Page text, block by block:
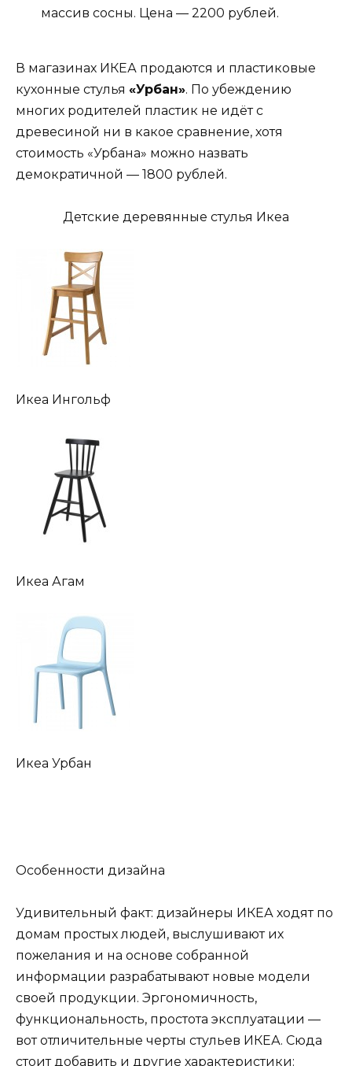
массив сосны. Цена — 2200 рублей.
В магазинах ИКЕА продаются и пластиковые
кухонные стулья «Урбан». По убеждению
многих родителей пластик не идёт с
древесиной ни в какое сравнение, хотя
стоимость «Урбана» можно назвать
демократичной — 1800 рублей.
Детские деревянные стулья Икеа
Икеа Ингольф
Икеа Агам
Икеа Урбан
Особенности дизайна
Удивительный факт: дизайнеры ИКЕА ходят по
домам простых людей, выслушивают их
пожелания и на основе собранной
информации разрабатывают новые модели
своей продукции. Эргономичность,
функциональность, простота эксплуатации —
вот отличительные черты стульев ИКЕА. Сюда
стоит добавить и другие характеристики: